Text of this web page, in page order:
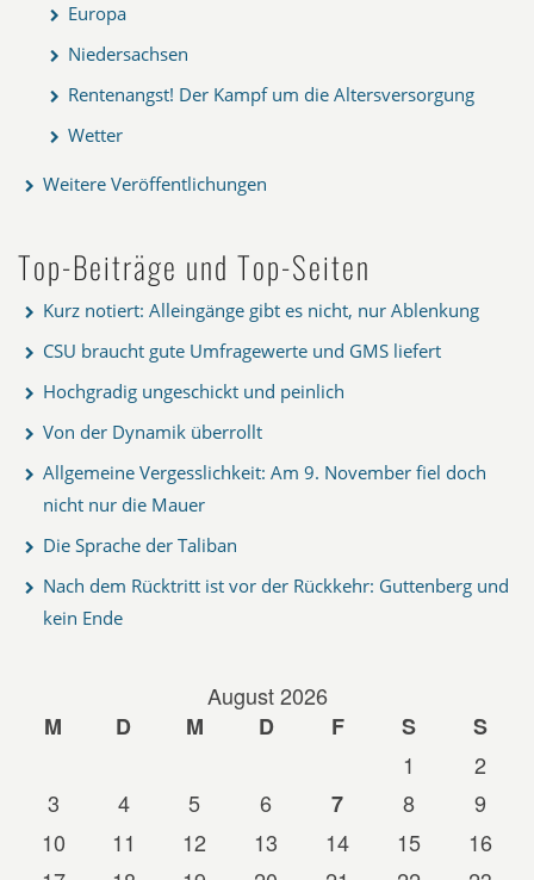
Europa
Niedersachsen
Rentenangst! Der Kampf um die Altersversorgung
Wetter
Weitere Veröffentlichungen
Top-Beiträge und Top-Seiten
Kurz notiert: Alleingänge gibt es nicht, nur Ablenkung
CSU braucht gute Umfragewerte und GMS liefert
Hochgradig ungeschickt und peinlich
Von der Dynamik überrollt
Allgemeine Vergesslichkeit: Am 9. November fiel doch
nicht nur die Mauer
Die Sprache der Taliban
Nach dem Rücktritt ist vor der Rückkehr: Guttenberg und
kein Ende
August 2026
M
D M D F S
S
1
2
3
4 5 6 7 8
9
10
11 12 13 14 15
16